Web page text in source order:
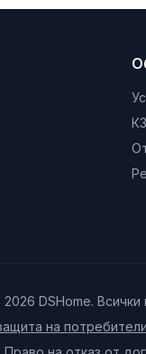
DSHome. Всички
на